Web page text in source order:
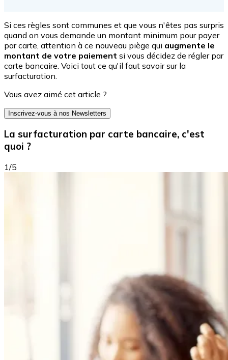
Si ces règles sont communes et que vous n'êtes pas surpris
quand on vous demande un montant minimum pour payer
par carte, attention à ce nouveau piège qui augmente le
montant de votre paiement si vous décidez de régler par
carte bancaire. Voici tout ce qu'il faut savoir sur la
surfacturation.
Vous avez aimé cet article ?
Inscrivez-vous à nos Newsletters
La surfacturation par carte bancaire, c'est
quoi ?
1/5